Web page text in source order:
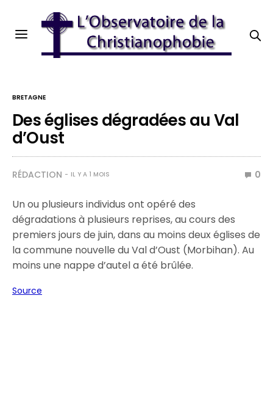
BRETAGNE
Des églises dégradées au Val
d’Oust
RÉDACTION IL Y A 1 MOIS 0
Un ou plusieurs individus ont opéré des
dégradations à plusieurs reprises, au cours des
premiers jours de juin, dans au moins deux églises de
la commune nouvelle du Val d’Oust (Morbihan). Au
moins une nappe d’autel a été brûlée.
Source